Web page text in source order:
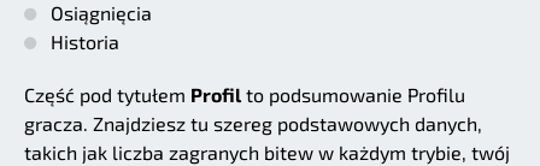
Osiągnięcia
Historia
Część pod tytułem Profil to podsumowanie Profilu
gracza. Znajdziesz tu szereg podstawowych danych,
takich jak liczba zagranych bitew w każdym trybie, twój